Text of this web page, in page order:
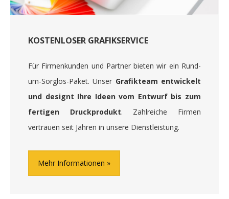
KOSTENLOSER GRAFIKSERVICE
Für Firmenkunden und Partner bieten wir ein Rund-
um-Sorglos-Paket. Unser Grafikteam entwickelt
und designt Ihre Ideen vom Entwurf bis zum
fertigen Druckprodukt. Zahlreiche Firmen
vertrauen seit Jahren in unsere Dienstleistung.
Mehr Informationen